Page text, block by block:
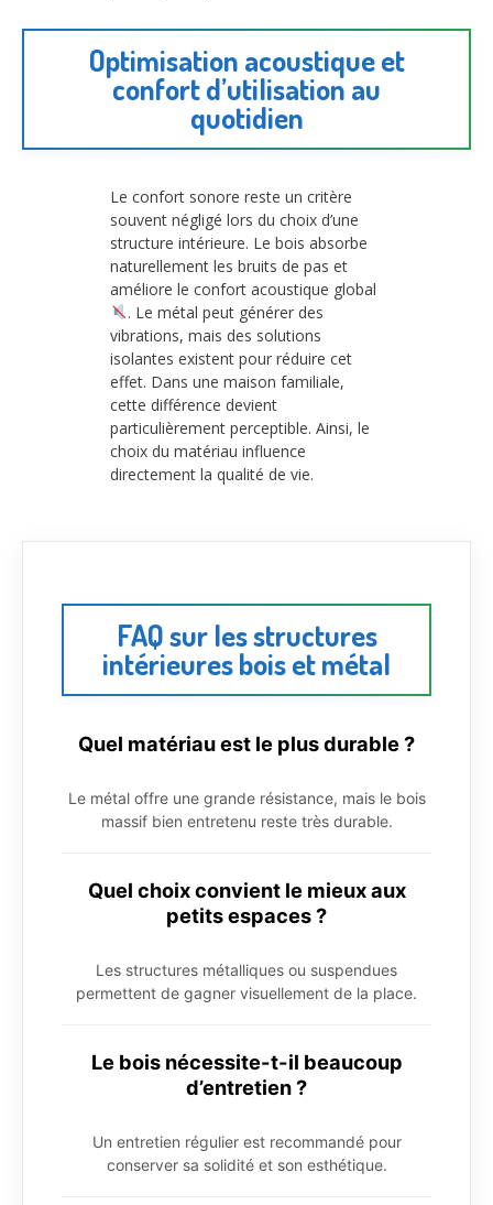
Optimisation acoustique et
confort d’utilisation au
quotidien
Le confort sonore reste un critère
souvent négligé lors du choix d’une
structure intérieure. Le bois absorbe
naturellement les bruits de pas et
améliore le confort acoustique global
. Le métal peut générer des
vibrations, mais des solutions
isolantes existent pour réduire cet
effet. Dans une maison familiale,
cette différence devient
particulièrement perceptible. Ainsi, le
choix du matériau influence
directement la qualité de vie.
FAQ sur les structures
intérieures bois et métal
Quel matériau est le plus durable ?
Le métal offre une grande résistance, mais le bois
massif bien entretenu reste très durable.
Quel choix convient le mieux aux
petits espaces ?
Les structures métalliques ou suspendues
permettent de gagner visuellement de la place.
Le bois nécessite-t-il beaucoup
d’entretien ?
Un entretien régulier est recommandé pour
conserver sa solidité et son esthétique.